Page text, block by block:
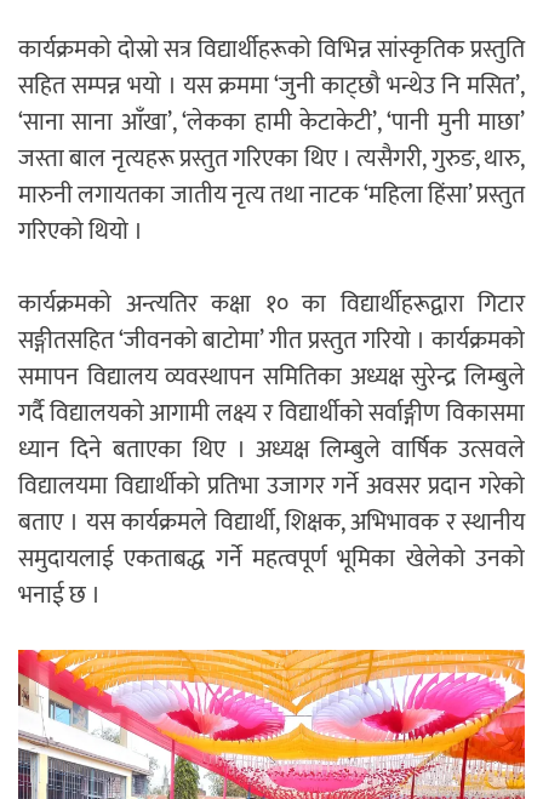
कार्यक्रमको दोस्रो सत्र विद्यार्थीहरूको विभिन्न सांस्कृतिक प्रस्तुति
सहित सम्पन्न भयो । यस क्रममा ‘जुनी काट्छौ भन्थेउ नि मसित’,
‘साना साना आँखा’, ‘लेकका हामी केटाकेटी’, ‘पानी मुनी माछा’
जस्ता बाल नृत्यहरू प्रस्तुत गरिएका थिए । त्यसैगरी, गुरुङ, थारु,
मारुनी लगायतका जातीय नृत्य तथा नाटक ‘महिला हिंसा’ प्रस्तुत
गरिएको थियो ।
कार्यक्रमको अन्त्यतिर कक्षा १० का विद्यार्थीहरूद्वारा गिटार
सङ्गीतसहित ‘जीवनको बाटोमा’ गीत प्रस्तुत गरियो । कार्यक्रमको
समापन विद्यालय व्यवस्थापन समितिका अध्यक्ष सुरेन्द्र लिम्बुले
गर्दै विद्यालयको आगामी लक्ष्य र विद्यार्थीको सर्वाङ्गीण विकासमा
ध्यान दिने बताएका थिए । अध्यक्ष लिम्बुले वार्षिक उत्सवले
विद्यालयमा विद्यार्थीको प्रतिभा उजागर गर्ने अवसर प्रदान गरेको
बताए । यस कार्यक्रमले विद्यार्थी, शिक्षक, अभिभावक र स्थानीय
समुदायलाई एकताबद्ध गर्ने महत्वपूर्ण भूमिका खेलेको उनको
भनाई छ ।